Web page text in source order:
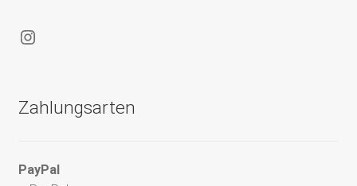
Instagram
Zahlungsarten
PayPal